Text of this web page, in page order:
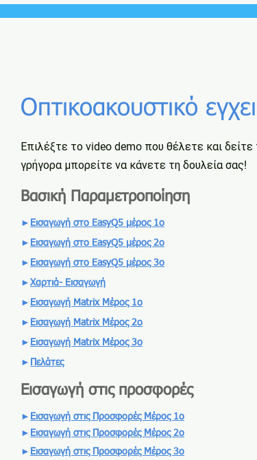
Οπτικοακουστικό
Επιλέξτε το video demo που θέλετε και δείτε
γρήγορα μπορείτε να κάνετε τη δουλεία σας!
Βασική Παραμετροποίηση
► Εισαγωγή στο EasyQ5 μέρος 1ο
► Εισαγωγή στο EasyQ5 μέρος 2ο
► Εισαγωγή στο EasyQ5 μέρος 3ο
► Χαρτιά- Εισαγωγή
► Εισαγωγή Matrix Μέρος 1ο
► Εισαγωγή Matrix Μέρος 2ο
► Εισαγωγή Matrix Μέρος 3ο
► Πελάτες
Εισαγωγή στις προσφορές
► Εισαγωγή στις Προσφορές Μέρος 1ο
► Εισαγωγή στις Προσφορές Μέρος 2ο
► Εισαγωγή στις Προσφορές Μέρος 3ο